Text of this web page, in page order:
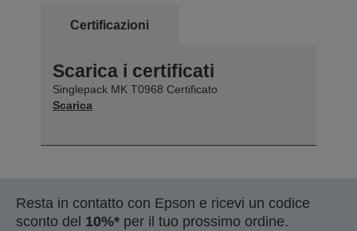
Certificazioni
Scarica i certificati
Singlepack MK T0968 Certificato
Scarica
Resta in contatto con Epson e ricevi un codice
sconto del 10%* per il tuo prossimo ordine.